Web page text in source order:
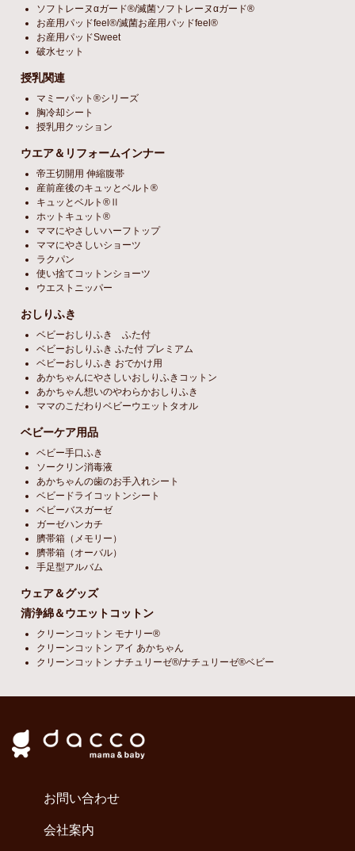
ソフトレーヌαガード®/滅菌ソフトレーヌαガード®
お産用パッドfeel®/滅菌お産用パッドfeel®
お産用パッドSweet
破水セット
授乳関連
マミーパット®シリーズ
胸冷却シート
授乳用クッション
ウエア＆リフォームインナー
帝王切開用 伸縮腹帯
産前産後のキュッとベルト®
キュッとベルト®Ⅱ
ホットキュット®
ママにやさしいハーフトップ
ママにやさしいショーツ
ラクパン
使い捨てコットンショーツ
ウエストニッパー
おしりふき
ベビーおしりふき ふた付
ベビーおしりふき ふた付 プレミアム
ベビーおしりふき おでかけ用
あかちゃんにやさしいおしりふきコットン
あかちゃん想いのやわらかおしりふき
ママのこだわりベビーウエットタオル
ベビーケア用品
ベビー手口ふき
ソークリン消毒液
あかちゃんの歯のお手入れシート
ベビードライコットンシート
ベビーバスガーゼ
ガーゼハンカチ
臍帯箱（メモリー）
臍帯箱（オーバル）
手足型アルバム
ウェア＆グッズ
清浄綿＆ウエットコットン
クリーンコットン モナリー®
クリーンコットン アイ あかちゃん
クリーンコットン ナチュリーゼ®/ナチュリーゼ®ベビー
お問い合わせ
会社案内